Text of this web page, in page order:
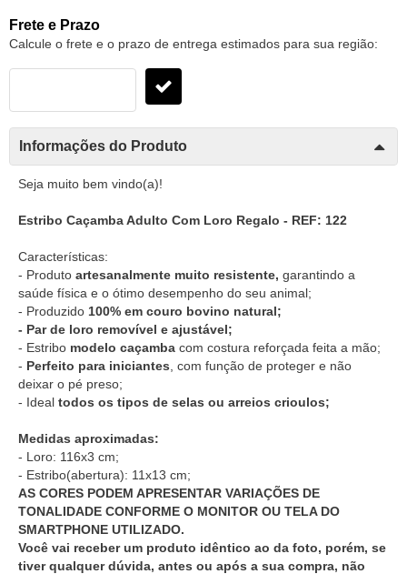
Frete e Prazo
Calcule o frete e o prazo de entrega estimados para sua região:
Informações do Produto
Seja muito bem vindo(a)!
Estribo Caçamba Adulto Com Loro Regalo - REF: 122
Características:
- Produto artesanalmente muito resistente, garantindo a
saúde física e o ótimo desempenho do seu animal;
- Produzido 100% em couro bovino natural;
- Par de loro removível e ajustável;
- Estribo modelo caçamba com costura reforçada feita a mão;
- Perfeito para iniciantes , com função de proteger e não
deixar o pé preso;
- Ideal todos os tipos de selas ou arreios crioulos;
Medidas aproximadas:
- Loro: 116x3 cm;
- Estribo(abertura): 11x13 cm;
AS CORES PODEM APRESENTAR VARIAÇÕES DE
TONALIDADE CONFORME O MONITOR OU TELA DO
SMARTPHONE UTILIZADO.
Você vai receber um produto idêntico ao da foto, porém, se
tiver qualquer dúvida, antes ou após a sua compra, não